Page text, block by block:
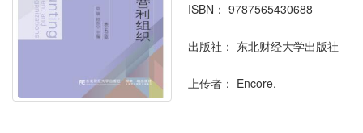
ISBN： 9787565430688
出版社： 东北财经大学出版社
上传者： Encore.